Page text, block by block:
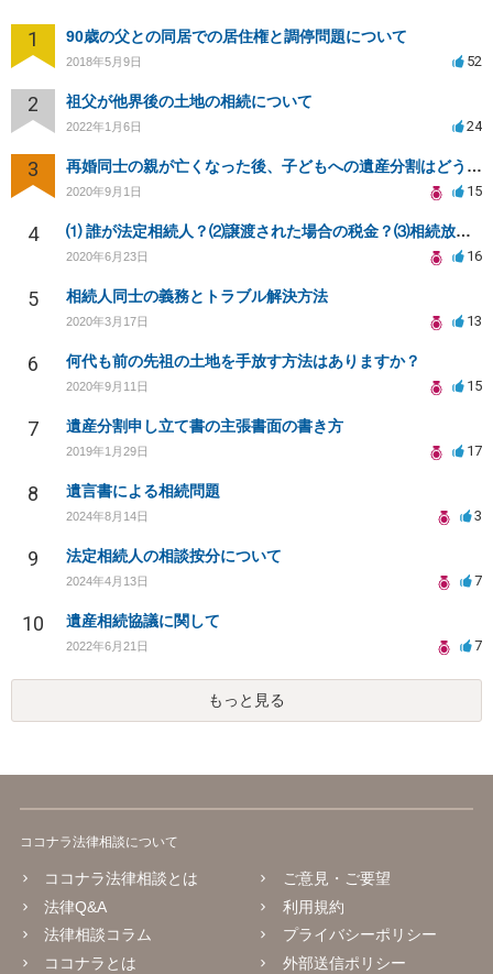
1 90歳の父との同居での居住権と調停問題について
2018年5月9日 52
2 祖父が他界後の土地の相続について
2022年1月6日 24
3 再婚同士の親が亡くなった後、子どもへの遺産分割はどうなる？
2020年9月1日 15
4 ⑴ 誰が法定相続人？⑵譲渡された場合の税金？⑶相続放棄後同じ不動産を相続できない？⑷借金返済義務は？
2020年6月23日 16
5 相続人同士の義務とトラブル解決方法
2020年3月17日 13
6 何代も前の先祖の土地を手放す方法はありますか？
2020年9月11日 15
7 遺産分割申し立て書の主張書面の書き方
2019年1月29日 17
8 遺言書による相続問題
2024年8月14日 3
9 法定相続人の相談按分について
2024年4月13日 7
10 遺産相続協議に関して
2022年6月21日 7
もっと見る
ココナラ法律相談について
ココナラ法律相談とは
法律Q&A
法律相談コラム
ココナラとは
ご意見・ご要望
利用規約
プライバシーポリシー
外部送信ポリシー